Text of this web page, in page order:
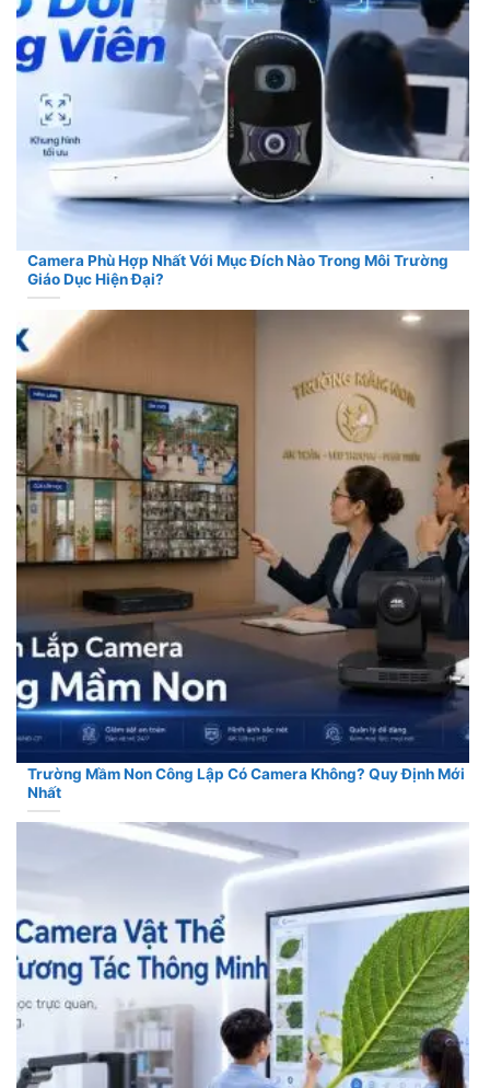
Camera Phù Hợp Nhất Với Mục Đích Nào Trong Môi Trường
Giáo Dục Hiện Đại?
Trường Mầm Non Công Lập Có Camera Không? Quy Định Mới
Nhất